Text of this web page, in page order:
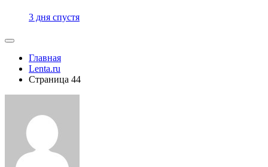
3 дня спустя
Главная
Lenta.ru
Страница 44